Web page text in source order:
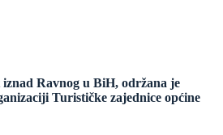
Ravnog u BiH, održana je
Turističke zajednice općine